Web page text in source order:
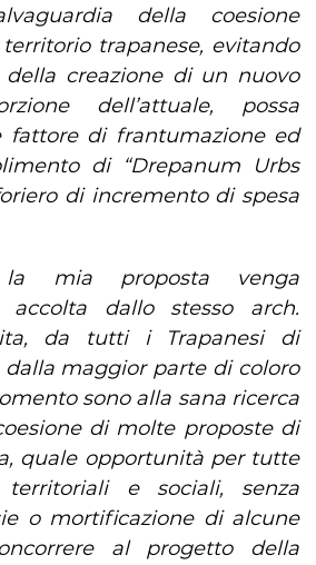
della coesione
trapanese, evitando
creazione di un nuovo
dell’attuale, possa
fattore di frantumazione ed
di “Drepanum Urbs
di incremento di spesa
mia proposta venga
accolta dallo stesso arch.
da tutti i Trapanesi di
maggior parte di coloro
sono alla sana ricerca
di molte proposte di
quale opportunità per tutte
e sociali, senza
o mortificazione di alcune
al progetto della